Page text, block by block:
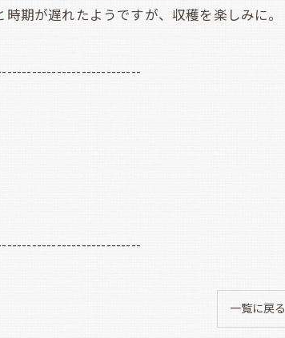
期が遅れたようですが、収穫を楽しみに。
一覧に戻る